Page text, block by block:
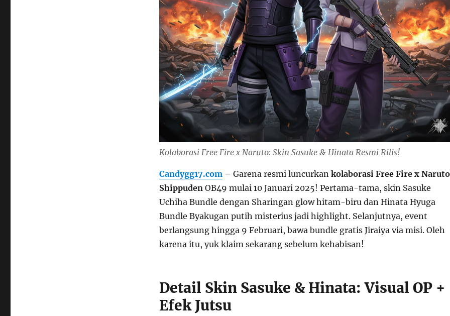
Kolaborasi Free Fire x Naruto: Skin Sasuke & Hinata Resmi Rilis!
Candygg17.com– Garena resmi luncurkan kolaborasi Free Fire x Naruto
ShippudenOB49 mulai 10 Januari 2025! Pertama-tama, skin Sasuke
Uchiha Bundle dengan Sharingan glow hitam-biru dan Hinata Hyuga
Bundle Byakugan putih misterius jadi highlight. Selanjutnya, event
berlangsung hingga 9 Februari, bawa bundle gratis Jiraiya via misi. Oleh
karena itu, yuk klaim sekarang sebelum kehabisan!
Detail Skin Sasuke & Hinata: Visual OP +
Efek Jutsu